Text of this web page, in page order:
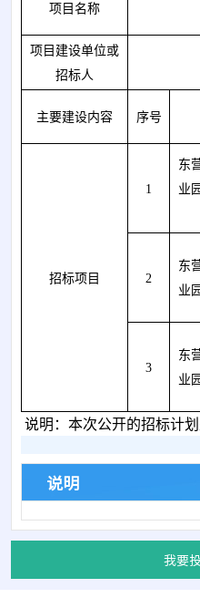
项目名称
项目建设单位或
招标人
主要建设内容 序号
招标项目
1
东
业
2
东
业
3
东
业
说明：本次公开的招标计
说明
我要